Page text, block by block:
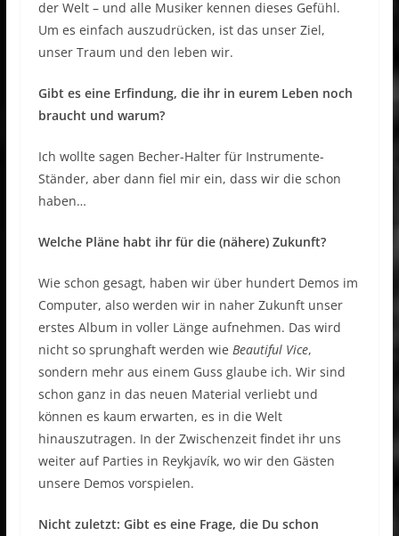
der Welt – und alle Musiker kennen dieses Gefühl.
Um es einfach auszudrücken, ist das unser Ziel,
unser Traum und den leben wir.
Gibt es eine Erfindung, die ihr in eurem Leben noch
braucht und warum?
Ich wollte sagen Becher-Halter für Instrumente-
Ständer, aber dann fiel mir ein, dass wir die schon
haben…
Welche Pläne habt ihr für die (nähere) Zukunft?
Wie schon gesagt, haben wir über hundert Demos im
Computer, also werden wir in naher Zukunft unser
erstes Album in voller Länge aufnehmen. Das wird
nicht so sprunghaft werden wie Beautiful Vice,
sondern mehr aus einem Guss glaube ich. Wir sind
schon ganz in das neuen Material verliebt und
können es kaum erwarten, es in die Welt
hinauszutragen. In der Zwischenzeit findet ihr uns
weiter auf Parties in Reykjavík, wo wir den Gästen
unsere Demos vorspielen.
Nicht zuletzt: Gibt es eine Frage, die Du schon